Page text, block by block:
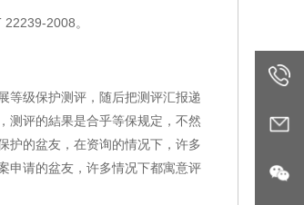
2008。
等级保护测评，随后把测评汇报递
测评的結果是合乎等保规定，不然
护的盆友，在资询的情况下，许多
申请的盆友，许多情况下都寓意评
400-
002-
5855